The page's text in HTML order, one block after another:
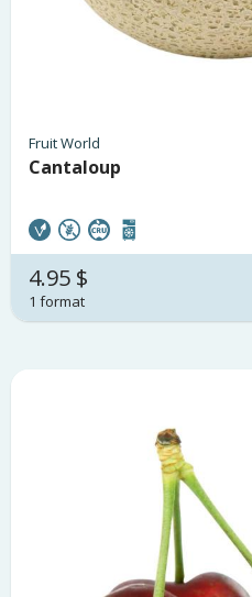
Fruit World
Cantaloup
4.95 $
1 format